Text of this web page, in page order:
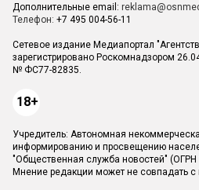
Дополнительные email:
Телефон: +7 495 004-56-11
Сетевое издание Медиапортал
зарегистрировано Роскомнадзором
№ ФС77-82835.
18+
Учредитель: Автономная
информированию и просвещению
"Общественная служба новостей" (ОГРН
Мнение редакции может не совпадать